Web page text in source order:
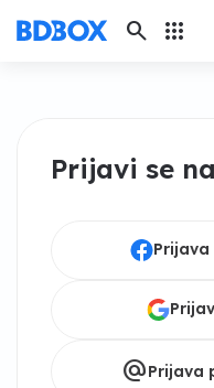
search apps
Prijavi se
alternate_emailPrijava